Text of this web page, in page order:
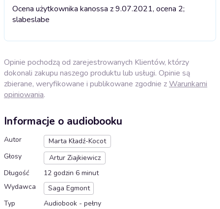
Ocena użytkownika kanossa z 9.07.2021, ocena 2;
slabeslabe
Opinie pochodzą od zarejestrowanych Klientów, którzy
dokonali zakupu naszego produktu lub usługi. Opinie są
zbierane, weryfikowane i publikowane zgodnie zWarunkami
opiniowania.
Informacje o audiobooku
Autor
Marta Kładź-Kocot
Głosy
Artur Ziajkiewicz
Długość
12 godzin 6 minut
Wydawca
Saga Egmont
Typ
Audiobook - pełny